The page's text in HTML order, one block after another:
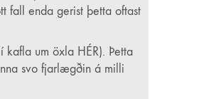
fall enda gerist þetta oftast
um öxla HÉR). Þetta
svo fjarlægðin á milli